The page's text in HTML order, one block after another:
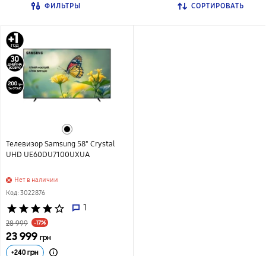
ФИЛЬТРЫ СОРТИРОВАТЬ
Телевизор Samsung 58" Crystal
UHD UE60DU7100UXUA
Нет в наличии
Код: 3022876
star star star star star_border 1
28 999 -17%
23 999 грн
+240 грн